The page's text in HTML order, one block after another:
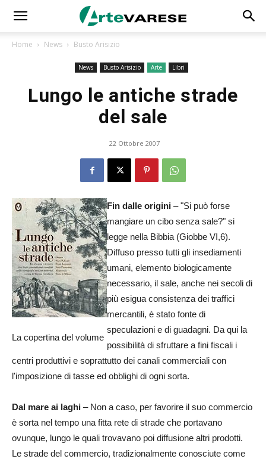
Home News Busto Arisizio
News Busto Arisizio Arte Libri
Lungo le antiche strade
del sale
22 Ottobre 2007
La copertina del volume
Fin dalle origini – "Si può forse
mangiare un cibo senza sale?" si
legge nella Bibbia (Giobbe VI,6).
Diffuso presso tutti gli insediamenti
umani, elemento biologicamente
necessario, il sale, anche nei secoli di
più esigua consistenza dei traffici
mercantili, è stato fonte di
speculazioni e di guadagni. Da qui la
possibilità di sfruttare a fini fiscali i
centri produttivi e soprattutto dei canali commerciali con
l'imposizione di tasse ed obblighi di ogni sorta.
Dal mare ai laghi – Non a caso, per favorire il suo commercio
è sorta nel tempo una fitta rete di strade che portavano
ovunque, lungo le quali trovavano poi diffusione altri prodotti.
Le strade del commercio, tradizionalmente conosciute come